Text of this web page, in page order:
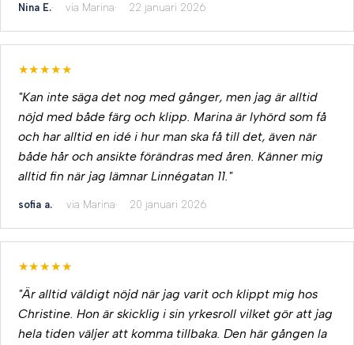
Nina E. via Marina 22 januari 2026
★★★★★
"Kan inte säga det nog med gånger, men jag är alltid
nöjd med både färg och klipp. Marina är lyhörd som få
och har alltid en idé i hur man ska få till det, även när
både hår och ansikte förändras med åren. Känner mig
alltid fin när jag lämnar Linnégatan 11."
sofia a. via Marina 20 januari 2026
★★★★★
"Är alltid väldigt nöjd när jag varit och klippt mig hos
Christine. Hon är skicklig i sin yrkesroll vilket gör att jag
hela tiden väljer att komma tillbaka. Den här gången la